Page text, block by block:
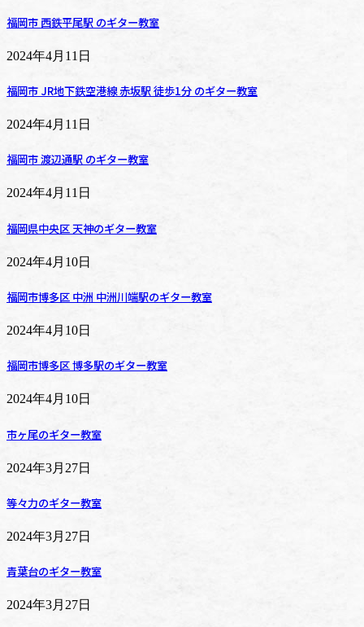
福岡市 西鉄平尾駅 のギター教室
2024年4月11日
福岡市 JR地下鉄空港線 赤坂駅 徒歩1分 のギター教室
2024年4月11日
福岡市 渡辺通駅 のギター教室
2024年4月11日
福岡県中央区 天神のギター教室
2024年4月10日
福岡市博多区 中洲 中洲川端駅のギター教室
2024年4月10日
福岡市博多区 博多駅のギター教室
2024年4月10日
市ヶ尾のギター教室
2024年3月27日
等々力のギター教室
2024年3月27日
青葉台のギター教室
2024年3月27日